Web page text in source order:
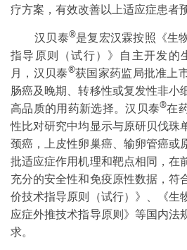
疗方案，有效改善以上适应症患者
汉贝泰®是复宏汉霖按照《生
指导原则（试行）》自主开发的
月，汉贝泰®获国家药监局批准上
肠癌及晚期、转移性或复发性非小
高品质的用药新选择。汉贝泰®在
性比对研究中均显示与原研贝伐珠
颈癌，上皮性卵巢癌、输卵管癌或
批适应症作用机理和靶点相同，在
充分的安全性和免疫原性数据，符
价技术指导原则（试行）》、《生
应症外推技术指导原则》等国内法
求。